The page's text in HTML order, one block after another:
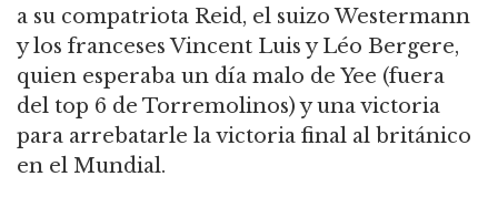
a su compatriota Reid, el suizoWestermann
y los franceses Vincent Luis yLéo Bergere,
quien esperaba un día malo de Yee (fuera
del top 6 de Torremolinos)y una victoria
para arrebatarle la victoria final al británico
en el Mundial.